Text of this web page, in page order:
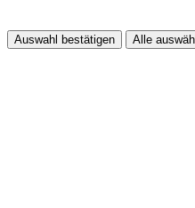
Auswahl bestätigen Alle